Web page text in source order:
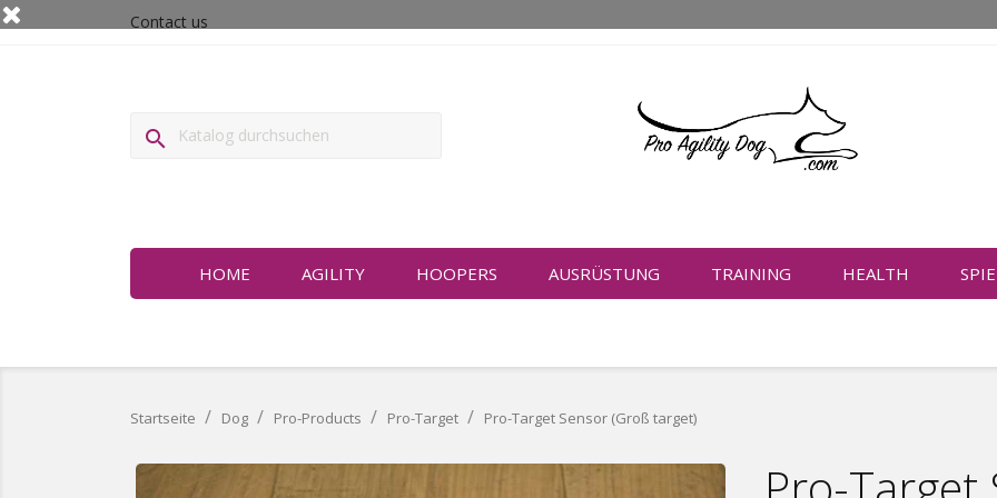
Contact us

HOME AGILITY HOOPERS AUSRÜSTUNG TRAINING HEALTH
Startseite Dog Pro-Products Pro-Target Pro-Target Sensor (Groß target)
Nur online erhältlich